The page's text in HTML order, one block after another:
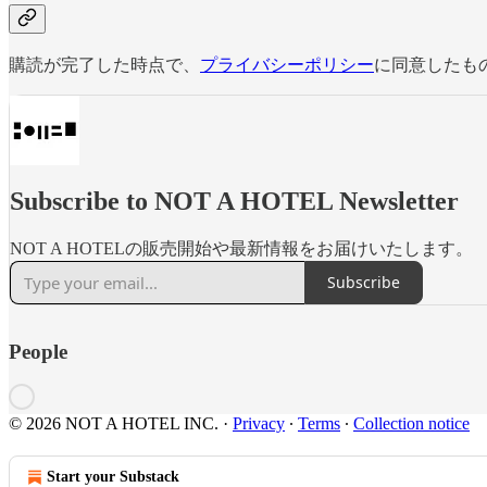
購読が完了した時点で、 プライバシーポリシーに同意したも
Subscribe to NOT A HOTEL Newsletter
NOT A HOTELの販売開始や最新情報をお届けいたします。
Subscribe
People
© 2026 NOT A HOTEL INC. · Privacy ∙ Terms ∙ Collection notice
Start your Substack